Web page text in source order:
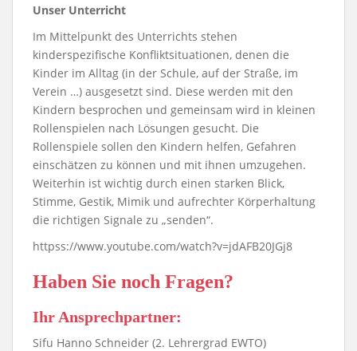
Unser Unterricht
Im Mittelpunkt des Unterrichts stehen
kinderspezifische Konfliktsituationen, denen die
Kinder im Alltag (in der Schule, auf der Straße, im
Verein …) ausgesetzt sind. Diese werden mit den
Kindern besprochen und gemeinsam wird in kleinen
Rollenspielen nach Lösungen gesucht. Die
Rollenspiele sollen den Kindern helfen, Gefahren
einschätzen zu können und mit ihnen umzugehen.
Weiterhin ist wichtig durch einen starken Blick,
Stimme, Gestik, Mimik und aufrechter Körperhaltung
die richtigen Signale zu „senden“.
httpss://www.youtube.com/watch?v=jdAFB20JGj8
Haben Sie noch Fragen?
Ihr Ansprechpartner:
Sifu Hanno Schneider (2. Lehrergrad EWTO)